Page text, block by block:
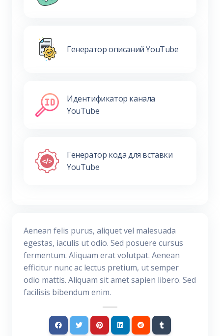
Генератор описаний YouTube
Идентификатор канала
YouTube
Генератор кода для вставки
YouTube
Aenean felis purus, aliquet vel malesuada
egestas, iaculis ut odio. Sed posuere cursus
fermentum. Aliquam erat volutpat. Aenean
efficitur nunc ac lectus pretium, ut semper
odio mattis. Aliquam sit amet sapien libero. Sed
facilisis bibendum enim.